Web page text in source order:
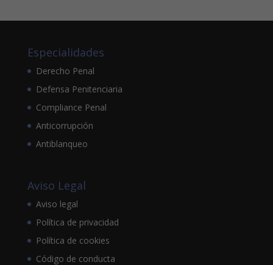
Especialidades
Derecho Penal
Defensa Penitenciaria
Compliance Penal
Anticorrupción
Antiblanqueo
Aviso Legal
Aviso legal
Política de privacidad
Política de cookies
Código de conducta